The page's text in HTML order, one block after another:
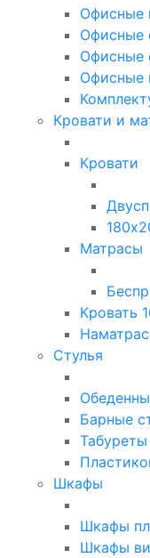
Офисные
Офисные
Офисные
Офисные
Кровати и
Кровати
Матрасы
Кровать
Стулья
Барные
Табуреты
Шкафы
Шкафы
Шкафы